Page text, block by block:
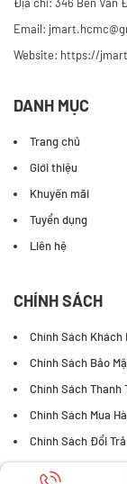
Email:
Website: https://
DANH MỤC
Trang chủ
Giới thiệu
Khuyến mãi
Tuyển dụng
Liên hệ
CHÍNH SÁCH
Chính Sách Khách
Chính Sách Bảo
Chính Sách Thanh
Chính Sách Mua
Chính Sách Đổi Trả